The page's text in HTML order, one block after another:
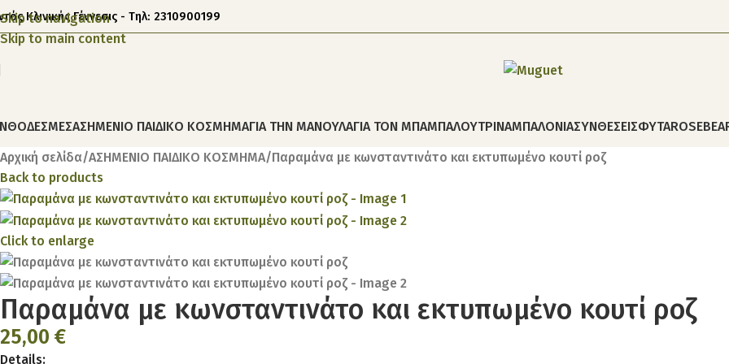
Skip to navigation
Skip to main content
Κλινικής Γέννεσις - Τηλ: 2310900199
ΑΣΗΜΕΝΙΟ ΠΑΙΔΙΚΟ ΚΟΣΜΗΜΑΓΙΑ ΤΗΝ ΜΑΝΟΥΛΑΓΙΑ ΤΟΝ ΜΠΑΜΠΑΛΟΥΤΡΙΝΑΜΠΑΛΟΝΙΑΣΥΝΘΕΣΕΙΣΦΥΤΑ
Αρχική σελίδα ΑΣΗΜΕΝΙΟ ΠΑΙΔΙΚΟ ΚΟΣΜΗΜΑ Παραμάνα με κωνσταντινάτο και εκτυπωμένο κουτί ροζ
Back to products
Click to enlarge
Παραμάνα με κωνσταντινάτο και εκτυπωμένο κουτί ροζ
25,00 €
Details: